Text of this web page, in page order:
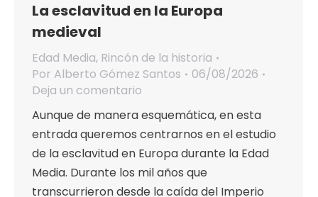
La esclavitud en la Europa
medieval
Edad Media, Rincón de la historia
Por Alberto Gómez Santos
06/08/2026
Deja un comentario
Aunque de manera esquemática, en esta
entrada queremos centrarnos en el estudio
de la esclavitud en Europa durante la Edad
Media. Durante los mil años que
transcurrieron desde la caída del Imperio